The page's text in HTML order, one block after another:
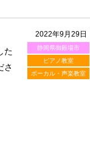
2022年9月29日
静岡県御殿場市
ピアノ教室
ボーカル・声楽教室
た
さ